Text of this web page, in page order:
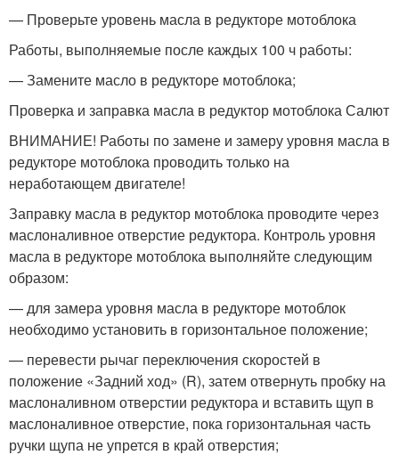
— Проверьте уровень масла в редукторе мотоблока
Работы, выполняемые после каждых 100 ч работы:
— Замените масло в редукторе мотоблока;
Проверка и заправка масла в редуктор мотоблока Салют
ВНИМАНИЕ! Работы по замене и замеру уровня масла в
ре­дукторе мотоблока проводить только на
неработающем двигателе!
Заправку масла в редуктор мотоблока проводите через
мас­лоналивное отверстие редуктора. Контроль уровня
масла в редукторе мотоблока выполняйте следующим
образом:
— для замера уровня масла в редукторе мотоблок
необходимо установить в горизонтальное положение;
— перевести рычаг переключения скоростей в
положение «Задний ход» (R), затем отвернуть пробку на
маслоналивном отверстии редук­тора и вставить щуп в
маслоналивное отверстие, пока горизонтальная часть
ручки щупа не упрется в край отверстия;